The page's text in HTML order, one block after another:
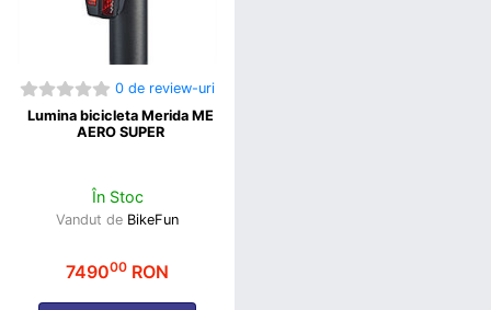
0 de review-uri
Lumina bicicleta Merida ME
AERO SUPER
În Stoc
Vandut de BikeFun
749000 RON